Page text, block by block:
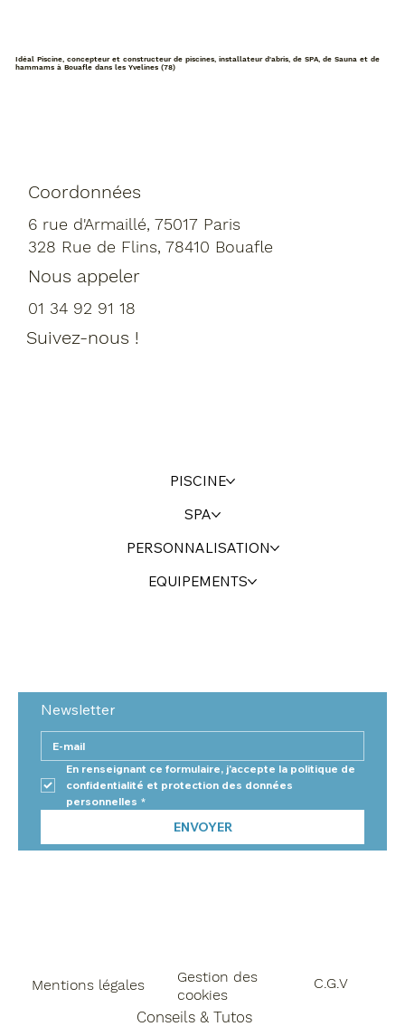
Idéal Piscine, concepteur et constructeur de piscines, installateur d'abris, de SPA, de Sauna et de
hammams à Bouafle dans les Yvelines (78)
Coordonnées
6 rue d'Armaillé, 75017 Paris
328 Rue de Flins, 78410 Bouafle
Nous appeler
01 34 92 91 18
Suivez-nous !
PISCINE
SPA
PERSONNALISATION
EQUIPEMENTS
Newsletter
En renseignant ce formulaire, j'accepte la politique de
confidentialité et protection des données
personnelles *
ENVOYER
Mentions légales
Gestion des
cookies
C.G.V
Conseils & Tutos